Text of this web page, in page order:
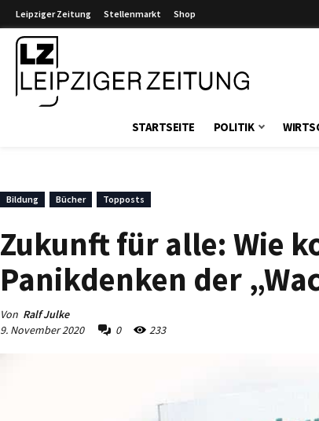
Leipziger Zeitung Stellenmarkt Shop
STARTSEITE POLITIK
Bildung Bücher Topposts
Zukunft für alle: Wie
Panikdenken der
Von Ralf Julke
9. November 2020
0 233